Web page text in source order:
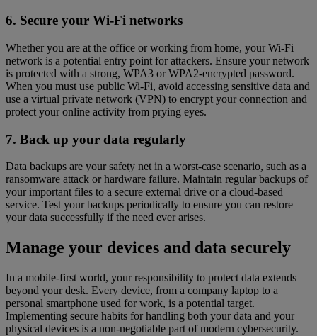
6. Secure your Wi-Fi networks
Whether you are at the office or working from home, your Wi-Fi
network is a potential entry point for attackers. Ensure your network
is protected with a strong, WPA3 or WPA2-encrypted password.
When you must use public Wi-Fi, avoid accessing sensitive data and
use a virtual private network (VPN) to encrypt your connection and
protect your online activity from prying eyes.
7. Back up your data regularly
Data backups are your safety net in a worst-case scenario, such as a
ransomware attack or hardware failure. Maintain regular backups of
your important files to a secure external drive or a cloud-based
service. Test your backups periodically to ensure you can restore
your data successfully if the need ever arises.
Manage your devices and data securely
In a mobile-first world, your responsibility to protect data extends
beyond your desk. Every device, from a company laptop to a
personal smartphone used for work, is a potential target.
Implementing secure habits for handling both your data and your
physical devices is a non-negotiable part of modern cybersecurity.